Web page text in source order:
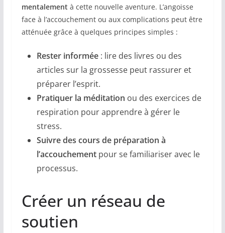
mentalement à cette nouvelle aventure. L’angoisse
face à l’accouchement ou aux complications peut être
atténuée grâce à quelques principes simples :
Rester informée: lire des livres ou des
articles sur la grossesse peut rassurer et
préparer l’esprit.
Pratiquer la méditation ou des exercices de
respiration pour apprendre à gérer le
stress.
Suivre des cours de préparation à
l’accouchementpour se familiariser avec le
processus.
Créer un réseau de
soutien